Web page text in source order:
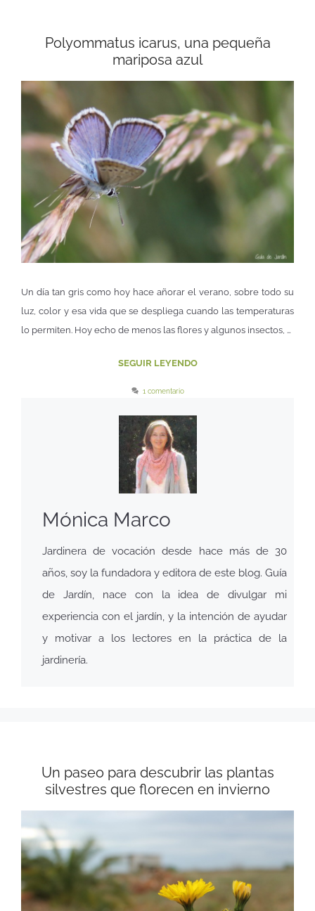
Polyommatus icarus, una pequeña
mariposa azul
Un día tan gris como hoy hace añorar el verano, sobre todo su
luz, color y esa vida que se despliega cuando las temperaturas
lo permiten. Hoy echo de menos las flores y algunos insectos, …
SEGUIR LEYENDO
1 comentario
Mónica Marco
Jardinera de vocación desde hace más de 30
años, soy la fundadora y editora de este blog. Guía
de Jardín, nace con la idea de divulgar mi
experiencia con el jardín, y la intención de ayudar
y motivar a los lectores en la práctica de la
jardinería.
Un paseo para descubrir las plantas
silvestres que florecen en invierno